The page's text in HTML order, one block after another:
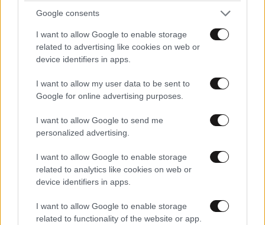
Google consents
I want to allow Google to enable storage
related to advertising like cookies on web or
device identifiers in apps.
I want to allow my user data to be sent to
Google for online advertising purposes.
I want to allow Google to send me
personalized advertising.
I want to allow Google to enable storage
related to analytics like cookies on web or
device identifiers in apps.
I want to allow Google to enable storage
related to functionality of the website or app.
από τα δύο παιδιά που έχει αποκτήσει ο Ρόμπερτ
Ντε Νίρο με την πρώην του, το μοντέλο Τούκι Σμιθ.
Τζούλιαν.